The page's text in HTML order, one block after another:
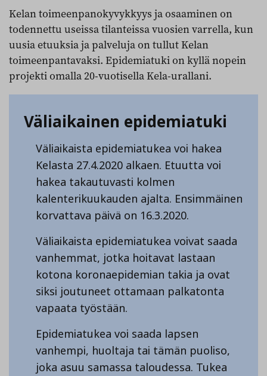
Kelan toimeenpanokyvykkyys ja osaaminen on
todennettu useissa tilanteissa vuosien varrella, kun
uusia etuuksia ja palveluja on tullut Kelan
toimeenpantavaksi. Epidemiatuki on kyllä nopein
projekti omalla 20-vuotisella Kela-urallani.
Väliaikainen epidemiatuki
Väliaikaista epidemiatukea voi hakea
Kelasta 27.4.2020 alkaen. Etuutta voi
hakea takautuvasti kolmen
kalenterikuukauden ajalta. Ensimmäinen
korvattava päivä on 16.3.2020.
Väliaikaista epidemiatukea voivat saada
vanhemmat, jotka hoitavat lastaan
kotona koronaepidemian takia ja ovat
siksi joutuneet ottamaan palkatonta
vapaata työstään.
Epidemiatukea voi saada lapsen
vanhempi, huoltaja tai tämän puoliso,
joka asuu samassa taloudessa. Tukea